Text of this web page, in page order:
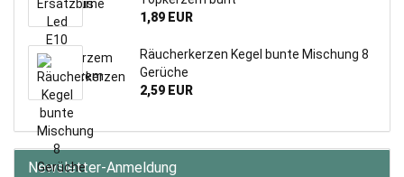
1,89 EUR
Räucherkerzen Kegel bunte Mischung 8
Gerüche
2,59 EUR
Newsletter-Anmeldung